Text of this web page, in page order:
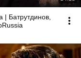
| Батрутдинов,